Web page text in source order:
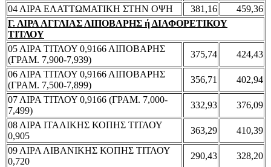
04 ΛΙΡΑ ΕΛΑΤΤΩΜΑΤΙΚΗ ΣΤΗΝ ΟΨΗ
381,16
459,36
Γ. ΛΙΡΑ ΑΓΓΛΙΑΣ ΛΙΠΟΒΑΡΗΣ ή ΔΙΑΦΟΡΕΤΙΚΟΥ
ΤΙΤΛΟΥ
05 ΛΙΡΑ ΤΙΤΛΟΥ 0,9166 ΛΙΠΟΒΑΡΗΣ
(ΓΡΑΜ. 7,900-7,939)
375,74
424,43
06 ΛΙΡΑ ΤΙΤΛΟΥ 0,9166 ΛΙΠΟΒΑΡΗΣ
(ΓΡΑΜ. 7,500-7,899)
356,71
402,94
07 ΛΙΡΑ ΤΙΤΛΟΥ 0,9166 (ΓΡΑΜ. 7,000-
7,499)
332,93
376,09
08 ΛΙΡΑ ΙΤΑΛΙΚΗΣ ΚΟΠΗΣ ΤΙΤΛΟΥ
0,905
363,29
410,39
09 ΛΙΡΑ ΛΙΒΑΝΙΚΗΣ ΚΟΠΗΣ ΤΙΤΛΟΥ
0,720
290,43
328,20